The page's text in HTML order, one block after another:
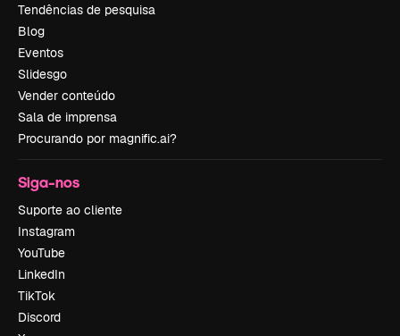
Tendências de pesquisa
Blog
Eventos
Slidesgo
Vender conteúdo
Sala de imprensa
Procurando por magnific.ai?
Siga-nos
Suporte ao cliente
Instagram
YouTube
LinkedIn
TikTok
Discord